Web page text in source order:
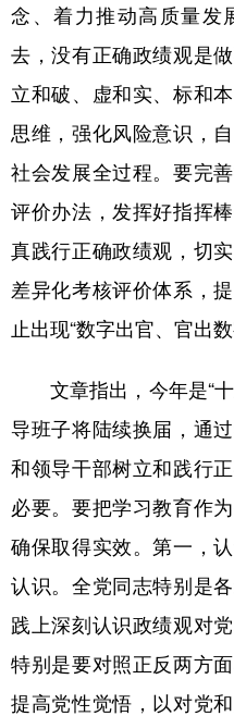
念、着力推动高质量发
去，没有正确政绩观是
立和破、虚和实、标和
思维，强化风险意识，
社会发展全过程。要完
评价办法，发挥好指挥
真践行正确政绩观，切
差异化考核评价体系，
止出现“数字出官、官出数
文章指出，今年是“十
导班子将陆续换届，通
和领导干部树立和践行
必要。要把学习教育作
确保取得实效。第一，
认识。全党同志特别是
践上深刻认识政绩观对
特别是要对照正反两方
提高党性觉悟，以对党